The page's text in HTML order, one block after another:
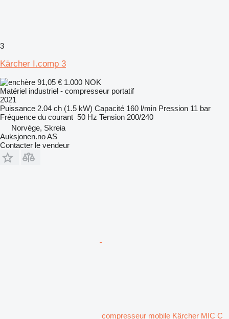
3
Kärcher I.comp 3
91,05 € 1.000 NOK
Matériel industriel - compresseur portatif
2021
Puissance 2.04 ch (1.5 kW) Capacité 160 l/min Pression 11 bar
Fréquence du courant 50 Hz Tension 200/240
Norvège, Skreia
Auksjonen.no AS
Contacter le vendeur
compresseur mobile Kärcher MIC C